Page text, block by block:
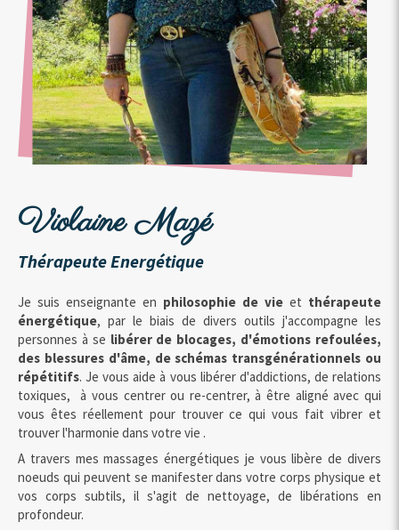
Violaine Mazé
Thérapeute Energétique
Je suis enseignante en philosophie de vie et thérapeute
énergétique, par le biais de divers outils j'accompagne les
personnes à se libérer de blocages, d'émotions refoulées,
des blessures d'âme, de schémas transgénérationnels ou
répétitifs. Je vous aide à vous libérer d'addictions, de relations
toxiques, à vous centrer ou re-centrer, à être aligné avec qui
vous êtes réellement pour trouver ce qui vous fait vibrer et
trouver l'harmonie dans votre vie .
A travers mes massages énergétiques je vous libère de divers
noeuds qui peuvent se manifester dans votre corps physique et
vos corps subtils, il s'agit de nettoyage, de libérations en
profondeur.